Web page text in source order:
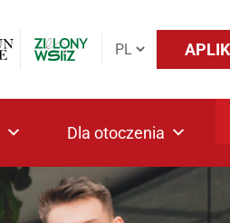
Dla otoczenia